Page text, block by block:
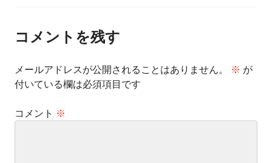
シ
ョ
コメントを残す
メールアドレスが公開されることはありません。 ※ が
付いている欄は必須項目です
コメント ※